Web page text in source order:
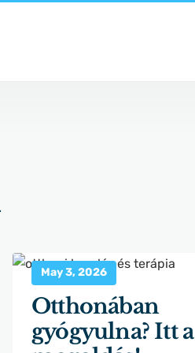
May 3, 2026
Otthonában
gyógyulna? Itt a